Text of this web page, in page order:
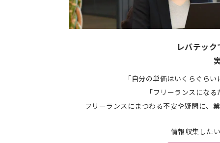
レバテッ
「自分の単価はいくらぐら
「フリーランスにな
フリーランスにまつわる不安や疑問に、
情報収集した